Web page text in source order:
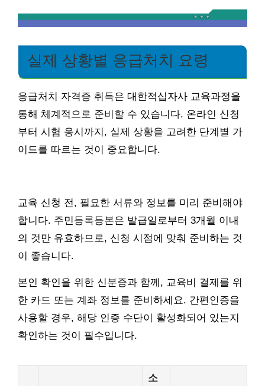
실제 상황별 응급처치 요령
응급처치 자격증 취득은 대한적십자사 교육과정을
통해 체계적으로 준비할 수 있습니다. 온라인 신청
부터 시험 응시까지, 실제 상황을 고려한 단계별 가
이드를 따르는 것이 중요합니다.
교육 신청 전, 필요한 서류와 정보를 미리 준비해야
합니다. 주민등록등본은 발급일로부터 3개월 이내
의 것만 유효하므로, 신청 시점에 맞춰 준비하는 것
이 좋습니다.
본인 확인을 위한 신분증과 함께, 교육비 결제를 위
한 카드 또는 계좌 정보를 준비하세요. 간편인증을
사용할 경우, 해당 인증 수단이 활성화되어 있는지
확인하는 것이 필수입니다.
소